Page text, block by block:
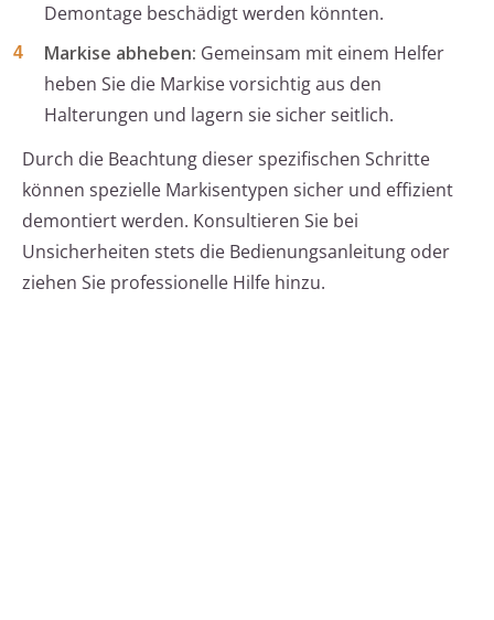
Demontage beschädigt werden könnten.
Markise abheben: Gemeinsam mit einem Helfer
heben Sie die Markise vorsichtig aus den
Halterungen und lagern sie sicher seitlich.
Durch die Beachtung dieser spezifischen Schritte
können spezielle Markisentypen sicher und effizient
demontiert werden. Konsultieren Sie bei
Unsicherheiten stets die Bedienungsanleitung oder
ziehen Sie professionelle Hilfe hinzu.